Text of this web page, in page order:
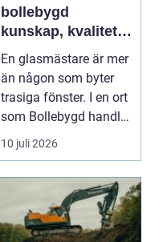
bollebygd
kunskap, kvalitet
och smarta
glaslösningar
En glasmästare är mer
än någon som byter
trasiga fönster. I en ort
som Bollebygd handlar
yrket lika ...
10 juli 2026